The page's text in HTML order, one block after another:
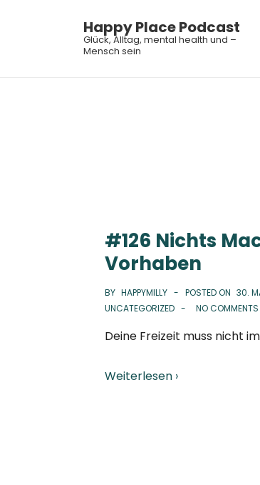
Happy Place Podcast
Glück, Alltag, mental health und –
Mensch sein
#126 Nichts
Vorhaben
BY HAPPYMILLY POSTED ON 30.
UNCATEGORIZED
NO COMMENTS
Deine Freizeit muss nicht
Weiterlesen ›